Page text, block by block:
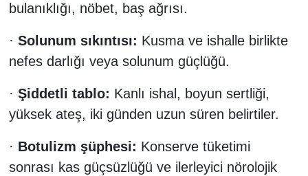
bulanıklığı, nöbet, baş ağrısı.
· Solunum sıkıntısı: Kusma ve ishalle birlikte
nefes darlığı veya solunum güçlüğü.
· Şiddetli tablo: Kanlı ishal, boyun sertliği,
yüksek ateş, iki günden uzun süren belirtiler.
· Botulizm şüphesi: Konserve tüketimi
sonrası kas güçsüzlüğü ve ilerleyici nörolojik